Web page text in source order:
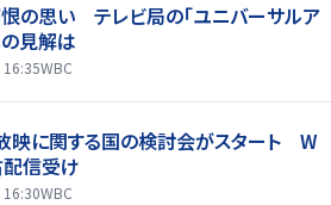
の思い テレビ局の「ユニバーサルア
の見解は
WBC
映に関する国の検討会がスタート W
信受け
WBC